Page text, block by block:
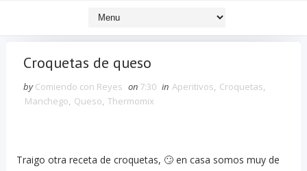
Croquetas de queso
by Comiendo con Reyes on 7:30 in Aperitivos, Croquetas,
Manchego, Queso, Thermomix
Traigo otra receta de croquetas, 🙄 en casa somos muy de